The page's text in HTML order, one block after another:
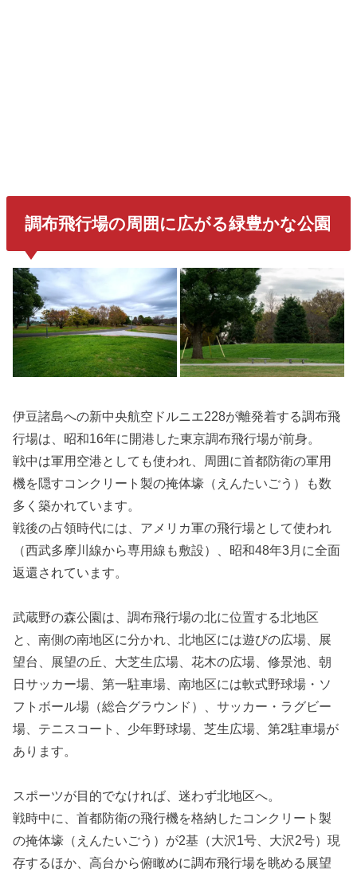
調布飛行場の周囲に広がる緑豊かな公園
伊豆諸島への新中央航空ドルニエ228が離発着する調布飛
行場は、昭和16年に開港した東京調布飛行場が前身。
戦中は軍用空港としても使われ、周囲に首都防衛の軍用
機を隠すコンクリート製の掩体壕（えんたいごう）も数
多く築かれています。
戦後の占領時代には、アメリカ軍の飛行場として使われ
（西武多摩川線から専用線も敷設）、昭和48年3月に全面
返還されています。
武蔵野の森公園は、調布飛行場の北に位置する北地区
と、南側の南地区に分かれ、北地区には遊びの広場、展
望台、展望の丘、大芝生広場、花木の広場、修景池、朝
日サッカー場、第一駐車場、南地区には軟式野球場・ソ
フトボール場（総合グラウンド）、サッカー・ラグビー
場、テニスコート、少年野球場、芝生広場、第2駐車場が
あります。
スポーツが目的でなければ、迷わず北地区へ。
戦時中に、首都防衛の飛行機を格納したコンクリート製
の掩体壕（えんたいごう）が2基（大沢1号、大沢2号）現
存するほか、高台から俯瞰めに調布飛行場を眺める展望